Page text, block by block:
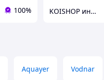
100% KOISHOP интернет-магазин
Aquayer Vodnar